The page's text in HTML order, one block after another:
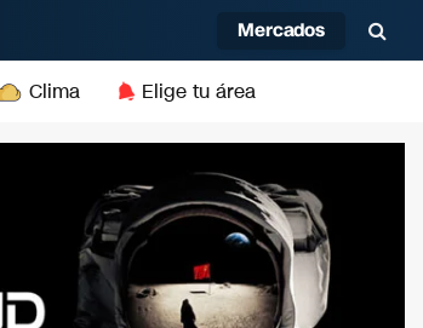
Mercados
Clima Elige tu área